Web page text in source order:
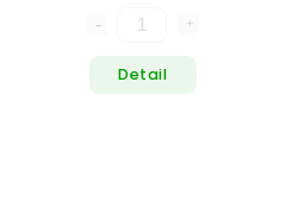
Detail